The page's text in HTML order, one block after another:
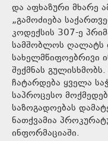
და აფხაზური მხარე
„გამოძიება
კოდექსის 307-ე
სამშობლოს ღალატს
სახელმწიფოებრივი
შექმნას
ჩატარდება ყველა
საპროცესო
საზოგადოებას
ნათქვამია
ინფორმაციაში.